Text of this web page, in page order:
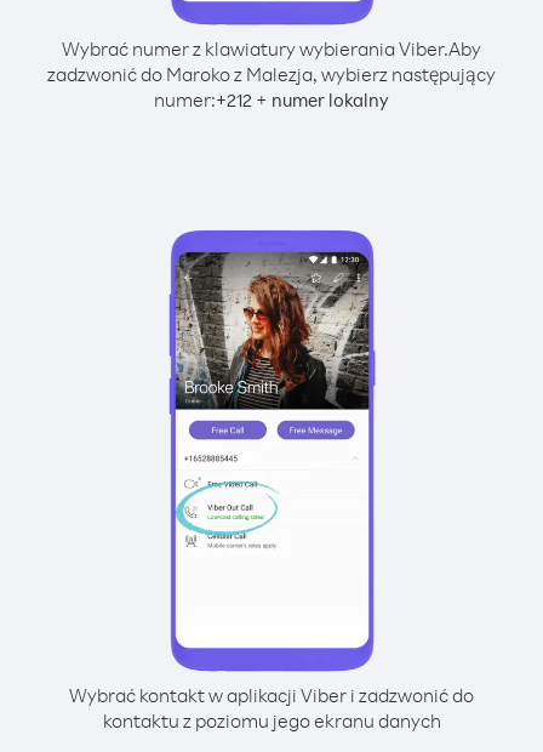
Wybrać numer z klawiatury wybierania Viber.Aby
zadzwonić do Maroko z Malezja, wybierz następujący
numer:+212 + numer lokalny
Wybrać kontakt w aplikacji Viber i zadzwonić do
kontaktu z poziomu jego ekranu danych